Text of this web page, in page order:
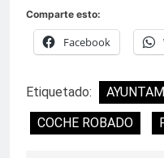
Comparte esto:
Facebook
Etiquetado:
COCHE ROBADO